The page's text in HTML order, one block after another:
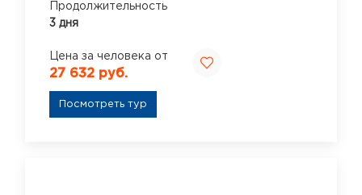
Продолжительность
3 дня
Цена за человека от
27 632 руб.
Посмотреть тур